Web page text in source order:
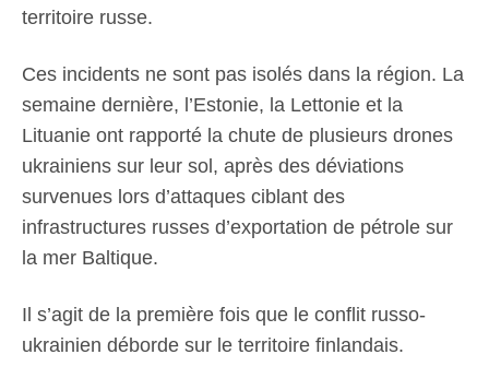
territoire russe.
Ces incidents ne sont pas isolés dans la région. La
semaine dernière, l’Estonie, la Lettonie et la
Lituanie ont rapporté la chute de plusieurs drones
ukrainiens sur leur sol, après des déviations
survenues lors d’attaques ciblant des
infrastructures russes d’exportation de pétrole sur
la mer Baltique.
Il s’agit de la première fois que le conflit russo-
ukrainien déborde sur le territoire finlandais.